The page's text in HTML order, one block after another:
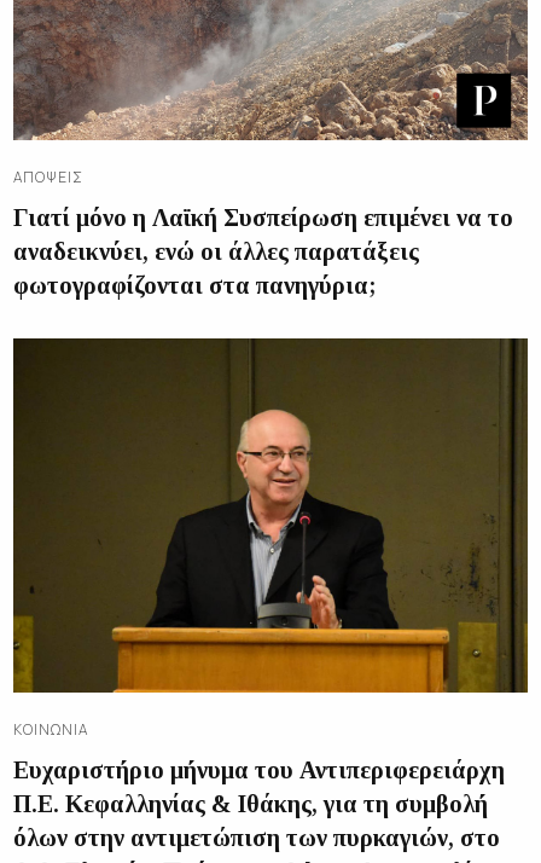
ΑΠΌΨΕΙΣ
Γιατί μόνο η Λαϊκή Συσπείρωση επιμένει να το
αναδεικνύει, ενώ οι άλλες παρατάξεις
φωτογραφίζονται στα πανηγύρια;
ΚΟΙΝΩΝΊΑ
Ευχαριστήριο μήνυμα του Αντιπεριφερειάρχη
Π.Ε. Κεφαλληνίας & Ιθάκης, για τη συμβολή
όλων στην αντιμετώπιση των πυρκαγιών, στο